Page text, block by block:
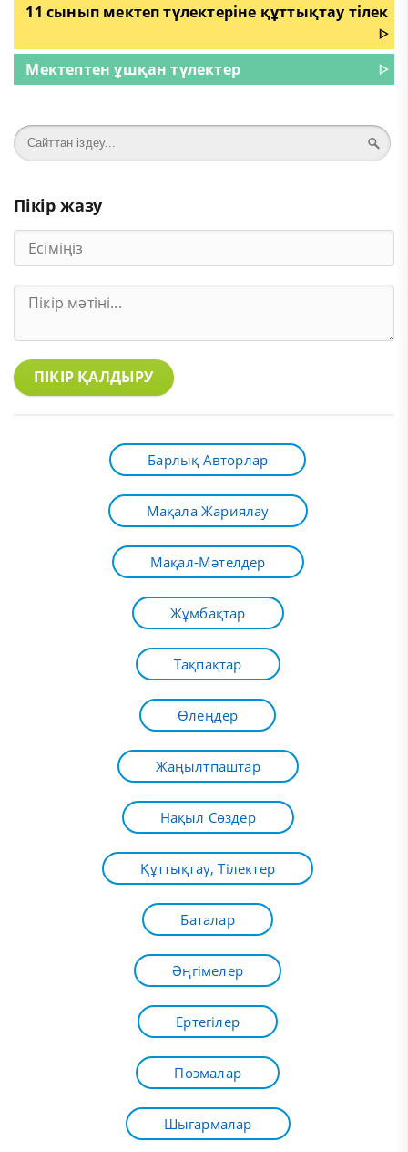
11 сынып мектеп түлектеріне құттықтау тілек
ᐈ
Мектептен ұшқан түлектер
ᐈ
Пікір жазу
ПІКІР ҚАЛДЫРУ
Барлық Авторлар
Мақала Жариялау
Мақал-Мәтелдер
Жұмбақтар
Тақпақтар
Өлеңдер
Жаңылтпаштар
Нақыл Сөздер
Құттықтау, Тілектер
Баталар
Әңгімелер
Ертегілер
Поэмалар
Шығармалар